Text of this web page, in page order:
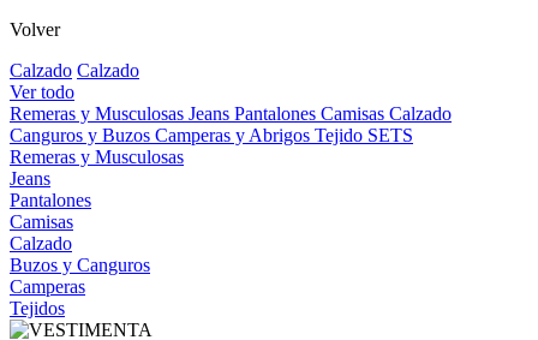
Volver
Calzado Calzado
Ver todo
Remeras y Musculosas Jeans Pantalones Camisas Calzado
Canguros y Buzos Camperas y Abrigos Tejido SETS
Remeras y Musculosas
Jeans
Pantalones
Camisas
Calzado
Buzos y Canguros
Camperas
Tejidos